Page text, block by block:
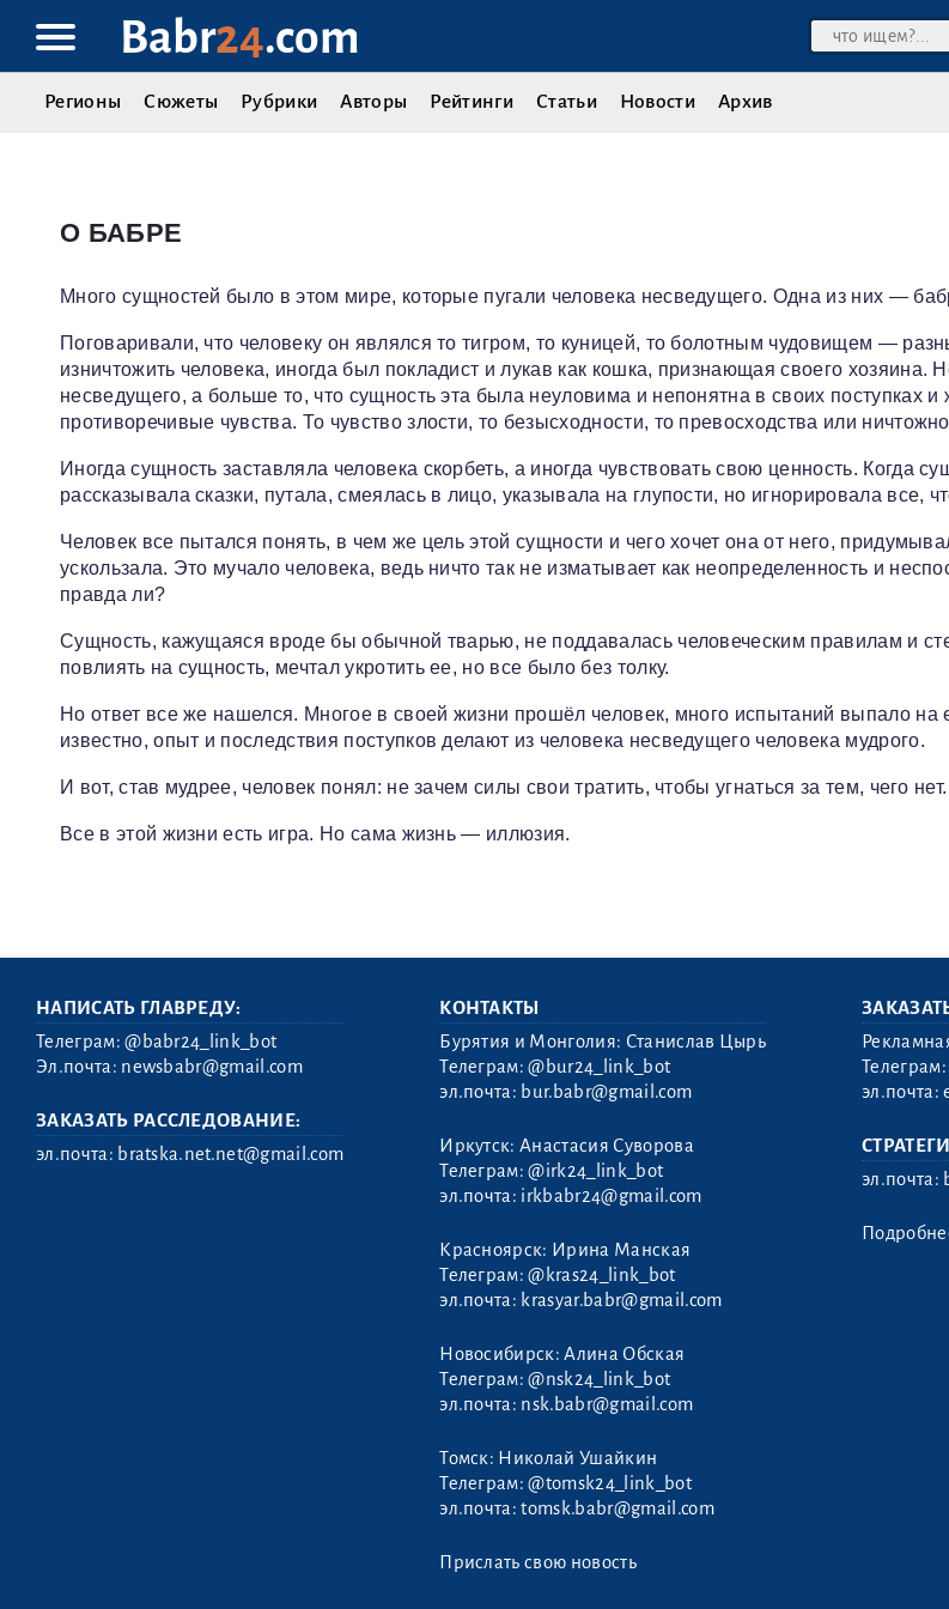
Babr24.com
Регионы Сюжеты Рубрики Авторы Рейтинги Статьи Новости Архив
О БАБРЕ
Много сущностей было в этом мире, которые пугали человека несведущего. Одна из них —
Поговаривали, что человеку он являлся то тигром, то куницей, то болотным чудовищем —
изничтожить человека, иногда был покладист и лукав как кошка, признающая своего хозяина.
несведущего, а больше то, что сущность эта была неуловима и непонятна в своих поступках
противоречивые чувства. То чувство злости, то безысходности, то превосходства или
Иногда сущность заставляла человека скорбеть, а иногда чувствовать свою ценность. Когда
рассказывала сказки, путала, смеялась в лицо, указывала на глупости, но игнорировала все,
Человек все пытался понять, в чем же цель этой сущности и чего хочет она от него,
ускользала. Это мучало человека, ведь ничто так не изматывает как неопределенность и
правда ли?
Сущность, кажущаяся вроде бы обычной тварью, не поддавалась человеческим правилам и
повлиять на сущность, мечтал укротить ее, но все было без толку.
Но ответ все же нашелся. Многое в своей жизни прошёл человек, много испытаний выпало на
известно, опыт и последствия поступков делают из человека несведущего человека мудрого.
И вот, став мудрее, человек понял: не зачем силы свои тратить, чтобы угнаться за тем, чего нет.
Все в этой жизни есть игра. Но сама жизнь — иллюзия.
НАПИСАТЬ ГЛАВРЕДУ:
Телеграм:@babr24_link_bot
Эл.почта: newsbabr@gmail.com
ЗАКАЗАТЬ РАССЛЕДОВАНИЕ:
эл.почта: bratska.net.net@gmail.com
КОНТАКТЫ
Бурятия и Монголия: Станислав Цырь
Телеграм:@bur24_link_bot
эл.почта: bur.babr@gmail.com
Иркутск: Анастасия Суворова
Телеграм:@irk24_link_bot
эл.почта: irkbabr24@gmail.com
Красноярск: Ирина Манская
Телеграм:@kras24_link_bot
эл.почта: krasyar.babr@gmail.com
Новосибирск: Алина Обская
Телеграм:@nsk24_link_bot
эл.почта: nsk.babr@gmail.com
Томск: Николай Ушайкин
Телеграм:@tomsk24_link_bot
эл.почта:tomsk.babr@gmail.com
Прислать свою новость
эл.почта:
эл.почта: